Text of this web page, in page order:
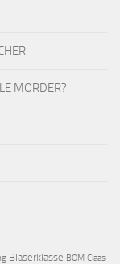
MÖRDER?
Bläserklasse BOM Claas